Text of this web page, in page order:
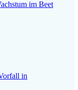
im Beet
in